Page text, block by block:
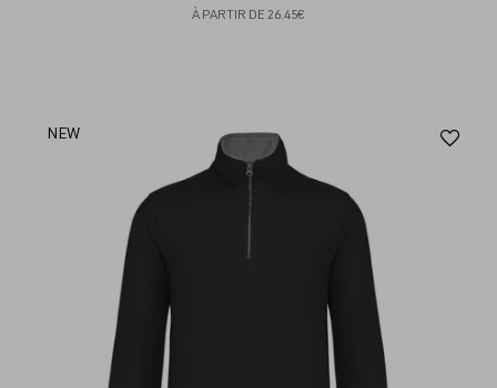
À PARTIR DE 26.45€
NEW